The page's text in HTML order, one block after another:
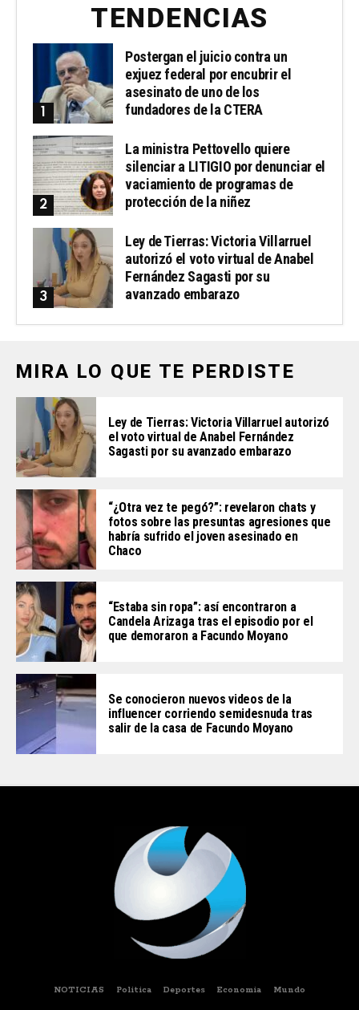
TENDENCIAS
Postergan el juicio contra un
exjuez federal por encubrir el
asesinato de uno de los
fundadores de la CTERA
La ministra Pettovello quiere
silenciar a LITIGIO por denunciar el
vaciamiento de programas de
protección de la niñez
Ley de Tierras: Victoria Villarruel
autorizó el voto virtual de Anabel
Fernández Sagasti por su
avanzado embarazo
MIRA LO QUE TE PERDISTE
Ley de Tierras: Victoria Villarruel autorizó
el voto virtual de Anabel Fernández
Sagasti por su avanzado embarazo
“¿Otra vez te pegó?”: revelaron chats y
fotos sobre las presuntas agresiones que
habría sufrido el joven asesinado en
Chaco
“Estaba sin ropa”: así encontraron a
Candela Arizaga tras el episodio por el
que demoraron a Facundo Moyano
Se conocieron nuevos videos de la
influencer corriendo semidesnuda tras
salir de la casa de Facundo Moyano
NOTICIAS Politica Deportes Economia Mundo